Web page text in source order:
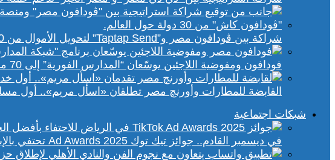
شراكة بين ڤودافون مصر و”Taptap Send” لتحويل الأموال من 30 دولة لمحفظة “فودافون كاش”
فودافون ومفوضية اللاجئين يوسّعان “المدارس الفورية” إلى 70 مدرسة رقمية في مصر
القابضة للمطارات وأورنچ مصر تطلقان «اسأل مريم».. أول
شبكات اجتماعية
في ديسمبر القادم.. جوائز تيك توك Ad Awards 2025 تحتفي بالإبداع الإعلاني في الشرق الأوسط